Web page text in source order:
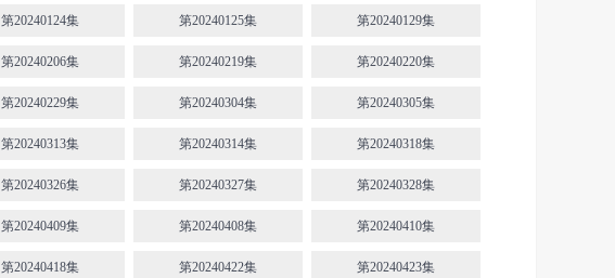
第20240124集 第20240125集 第20240129集
第20240206集 第20240219集 第20240220集
第20240229集 第20240304集 第20240305集
第20240313集 第20240314集 第20240318集
第20240326集 第20240327集 第20240328集
第20240409集 第20240408集 第20240410集
第20240418集 第20240422集 第20240423集